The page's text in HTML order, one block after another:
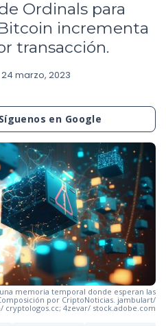
Ordinals para
incrementa
transacción.
24 marzo, 2023
en Google
memoria temporal donde esperan las
por CriptoNoticias. jambulart/
cryptologos.cc; 4zevar/ stock.adobe.com